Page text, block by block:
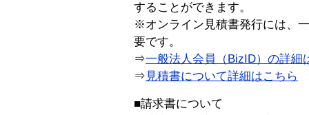
することができます。
※オンライン見積書発行には、
要です。
⇒一般法人会員（BizID）の詳細
⇒ 見積書について詳細はこちら
■請求書について